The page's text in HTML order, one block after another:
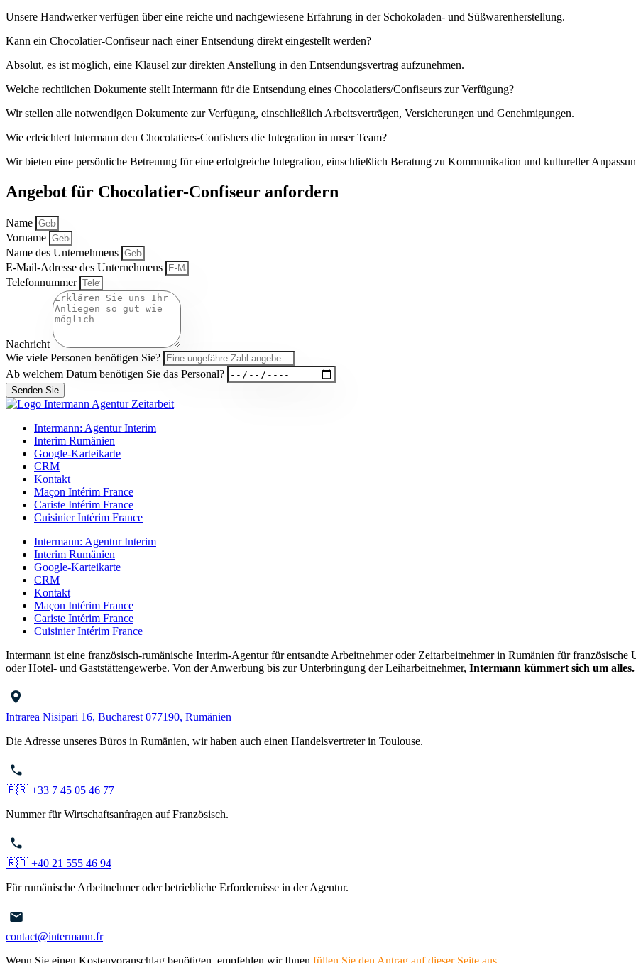
Unsere Handwerker verfügen über eine reiche und nachgewiesene Erfahrung in der Schokoladen- und Süßwarenherstellung.
Kann ein Chocolatier-Confiseur nach einer Entsendung direkt eingestellt werden?
Absolut, es ist möglich, eine Klausel zur direkten Anstellung in den Entsendungsvertrag aufzunehmen.
Welche rechtlichen Dokumente stellt Intermann für die Entsendung eines Chocolatiers/Confiseurs zur Verfügung?
Wir stellen alle notwendigen Dokumente zur Verfügung, einschließlich Arbeitsverträgen, Versicherungen und Genehmigungen.
Wie erleichtert Intermann den Chocolatiers-Confishers die Integration in unser Team?
Wir bieten eine persönliche Betreuung für eine erfolgreiche Integration, einschließlich Beratung zu Kommunikation und kultureller
Angebot für Chocolatier-Confiseur anfordern
Name
Vorname
Name des Unternehmens
E-Mail-Adresse des Unternehmens
Telefonnummer
Nachricht
Wie viele Personen benötigen Sie?
Ab welchem Datum benötigen Sie das Personal?
Senden Sie
Intermann: Agentur Interim
Interim Rumänien
Google-Karteikarte
CRM
Kontakt
Maçon Intérim France
Cariste Intérim France
Cuisinier Intérim France
Intermann: Agentur Interim
Interim Rumänien
Google-Karteikarte
CRM
Kontakt
Maçon Intérim France
Cariste Intérim France
Cuisinier Intérim France
Intermann ist eine französisch-rumänische Interim-Agentur für entsandte Arbeitnehmer oder Zeitarbeitnehmer in Rumänien für
oder Hotel- und Gaststättengewerbe. Von der Anwerbung bis zur Unterbringung der Leiharbeitnehmer, Intermann kümmert sich um alles.
Intrarea Nisipari 16, Bucharest 077190, Rumänien
Die Adresse unseres Büros in Rumänien, wir haben auch einen Handelsvertreter in Toulouse.
🇫🇷 +33 7 45 05 46 77
Nummer für Wirtschaftsanfragen auf Französisch.
🇷🇴 +40 21 555 46 94
Für rumänische Arbeitnehmer oder betriebliche Erfordernisse in der Agentur.
contact@intermann.fr